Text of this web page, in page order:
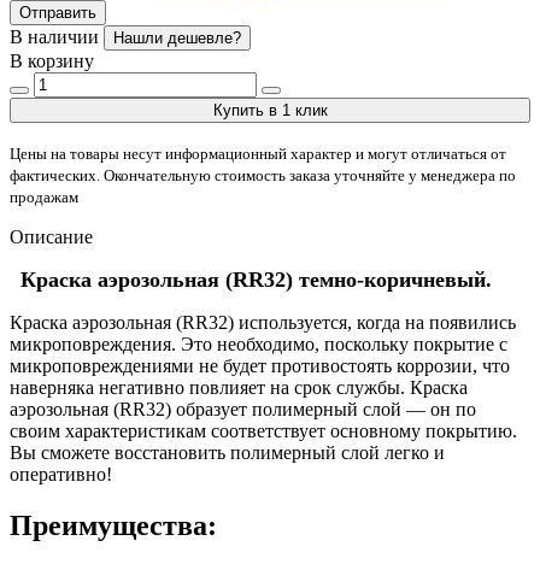
Отправить
В наличии Нашли дешевле?
В корзину
Купить в 1 клик
Цены на товары несут информационный характер и могут отличаться от
фактических. Окончательную стоимость заказа уточняйте у менеджера по
продажам
Описание
Краска аэрозольная (RR32) темно-коричневый.
Краска аэрозольная (RR32) используется, когда на появились
микроповреждения. Это необходимо, поскольку покрытие с
микроповреждениями не будет противостоять коррозии, что
наверняка негативно повлияет на срок службы. Краска
аэрозольная (RR32) образует полимерный слой — он по
своим характеристикам соответствует основному покрытию.
Вы сможете восстановить полимерный слой легко и
оперативно!
Преимущества: